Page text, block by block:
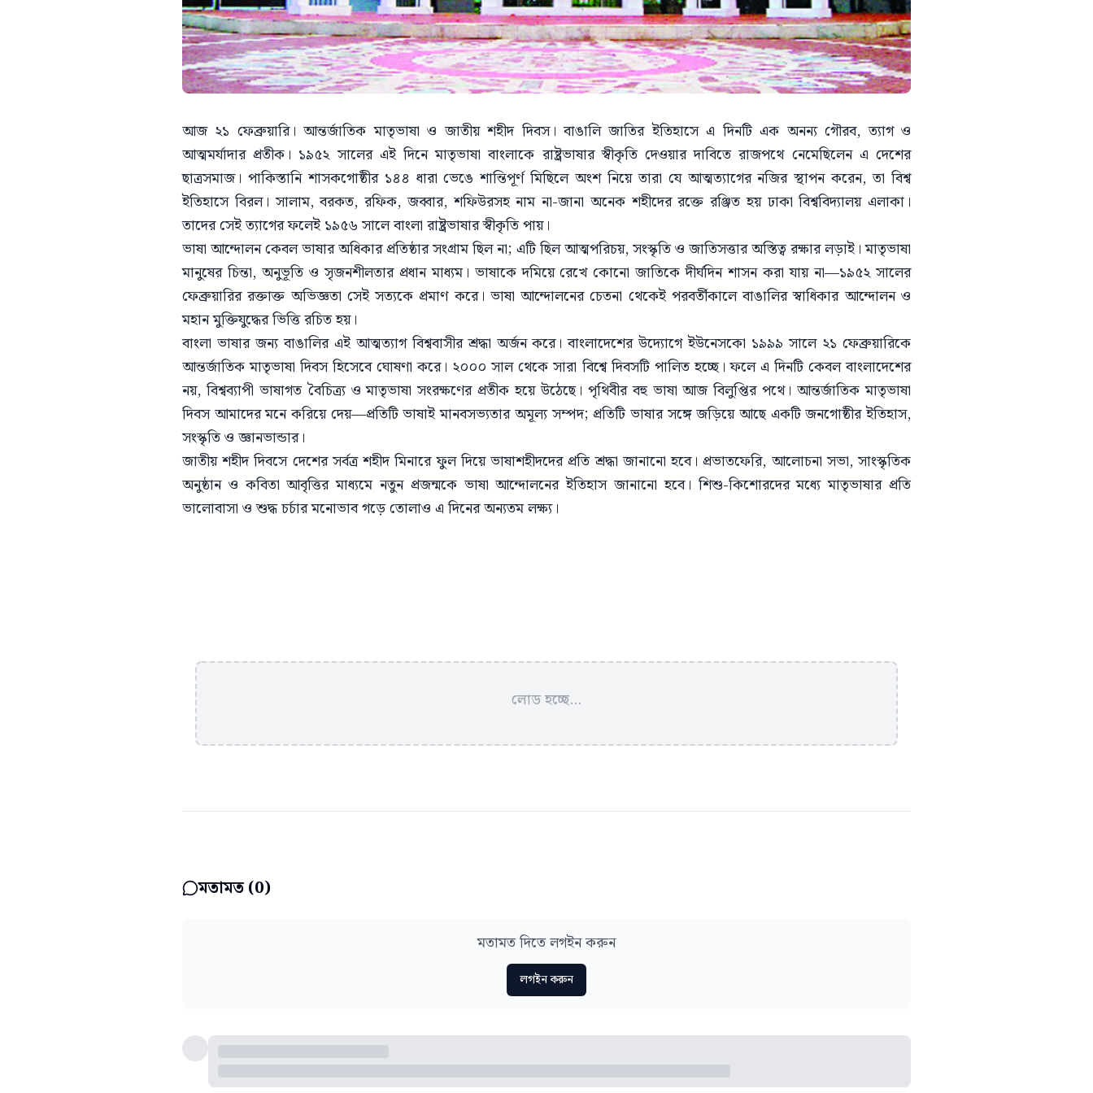
আজ ২১ ফেব্রুয়ারি। আন্তর্জাতিক মাতৃভাষা ও জাতীয় শহীদ দিবস। বাঙালি জাতির ইতিহাসে এ দিনটি এক অনন্য গৌরব, ত্যাগ ও
আত্মমর্যাদার প্রতীক। ১৯৫২ সালের এই দিনে মাতৃভাষা বাংলাকে রাষ্ট্রভাষার স্বীকৃতি দেওয়ার দাবিতে রাজপথে নেমেছিলেন এ দেশের
ছাত্রসমাজ। পাকিস্তানি শাসকগোষ্ঠীর ১৪৪ ধারা ভেঙে শান্তিপূর্ণ মিছিলে অংশ নিয়ে তারা যে আত্মত্যাগের নজির স্থাপন করেন, তা বিশ্ব
ইতিহাসে বিরল। সালাম, বরকত, রফিক, জব্বার, শফিউরসহ নাম না-জানা অনেক শহীদের রক্তে রঞ্জিত হয় ঢাকা বিশ্ববিদ্যালয় এলাকা।
তাদের সেই ত্যাগের ফলেই ১৯৫৬ সালে বাংলা রাষ্ট্রভাষার স্বীকৃতি পায়।
ভাষা আন্দোলন কেবল ভাষার অধিকার প্রতিষ্ঠার সংগ্রাম ছিল না; এটি ছিল আত্মপরিচয়, সংস্কৃতি ও জাতিসত্তার অস্তিত্ব রক্ষার লড়াই। মাতৃভাষা
মানুষের চিন্তা, অনুভূতি ও সৃজনশীলতার প্রধান মাধ্যম। ভাষাকে দমিয়ে রেখে কোনো জাতিকে দীর্ঘদিন শাসন করা যায় না—১৯৫২ সালের
ফেব্রুয়ারির রক্তাক্ত অভিজ্ঞতা সেই সত্যকে প্রমাণ করে। ভাষা আন্দোলনের চেতনা থেকেই পরবর্তীকালে বাঙালির স্বাধিকার আন্দোলন ও
মহান মুক্তিযুদ্ধের ভিত্তি রচিত হয়।
বাংলা ভাষার জন্য বাঙালির এই আত্মত্যাগ বিশ্ববাসীর শ্রদ্ধা অর্জন করে। বাংলাদেশের উদ্যোগে ইউনেসকো ১৯৯৯ সালে ২১ ফেব্রুয়ারিকে
আন্তর্জাতিক মাতৃভাষা দিবস হিসেবে ঘোষণা করে। ২০০০ সাল থেকে সারা বিশ্বে দিবসটি পালিত হচ্ছে। ফলে এ দিনটি কেবল বাংলাদেশের
নয়, বিশ্বব্যাপী ভাষাগত বৈচিত্র্য ও মাতৃভাষা সংরক্ষণের প্রতীক হয়ে উঠেছে। পৃথিবীর বহু ভাষা আজ বিলুপ্তির পথে। আন্তর্জাতিক মাতৃভাষা
দিবস আমাদের মনে করিয়ে দেয়—প্রতিটি ভাষাই মানবসভ্যতার অমূল্য সম্পদ; প্রতিটি ভাষার সঙ্গে জড়িয়ে আছে একটি জনগোষ্ঠীর ইতিহাস,
সংস্কৃতি ও জ্ঞানভান্ডার।
জাতীয় শহীদ দিবসে দেশের সর্বত্র শহীদ মিনারে ফুল দিয়ে ভাষাশহীদদের প্রতি শ্রদ্ধা জানানো হবে। প্রভাতফেরি, আলোচনা সভা, সাংস্কৃতিক
অনুষ্ঠান ও কবিতা আবৃত্তির মাধ্যমে নতুন প্রজন্মকে ভাষা আন্দোলনের ইতিহাস জানানো হবে। শিশু-কিশোরদের মধ্যে মাতৃভাষার প্রতি
ভালোবাসা ও শুদ্ধ চর্চার মনোভাব গড়ে তোলাও এ দিনের অন্যতম লক্ষ্য।
লোড হচ্ছে...
মতামত (0)
মতামত দিতে লগইন করুন
লগইন করুন